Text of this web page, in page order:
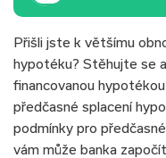
Přišli jste k většímu
hypotéku? Stěhujte se
financovanou
předčasné splacení
podmínky pro
vám může banka